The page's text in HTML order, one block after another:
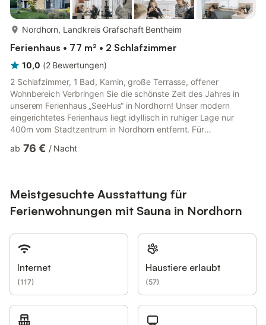
Nordhorn, Landkreis Grafschaft Bentheim
Ferienhaus • 77 m² • 2 Schlafzimmer
10,0 (2 Bewertungen)
2 Schlafzimmer, 1 Bad, Kamin, große Terrasse, offener
Wohnbereich Verbringen Sie die schönste Zeit des Jahres in
unserem Ferienhaus „SeeHus“ in Nordhorn! Unser modern
eingerichtetes Ferienhaus liegt idyllisch in ruhiger Lage nur
400m vom Stadtzentrum in Nordhorn entfernt. Für
Fluss „Vechte“ und nur wenige Gehminuten vom Seepark
und muss mit der Miete überwiesen werden. Die
Sicherheitsleistung wird nach Abreise...
ab 76 € / Nacht
Meistgesuchte Ausstattung für
Ferienwohnungen mit Sauna in Nordhorn
Internet
(117)
Haustiere erlaubt
(57)